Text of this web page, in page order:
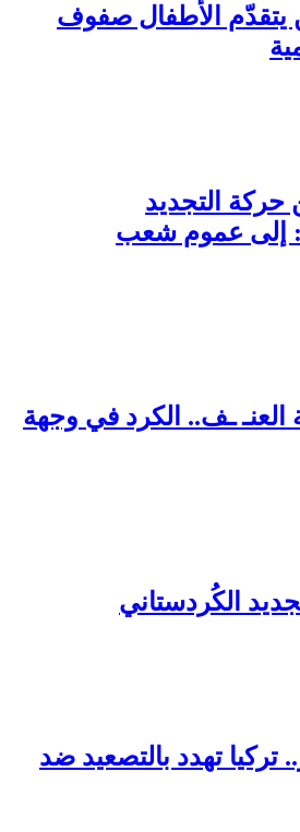
يتقدّم الأطفال صفوف
حركة التجديد
إلى عموم شعب
العنـ ـف.. الكرد في وجهة
الكُردستاني
١٠ أذار.. تركيا تهدد بالتصعيد ضد